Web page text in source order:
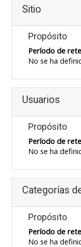
Sitio
Propósito
Período de
No se ha
Usuarios
Propósito
Período de
No se ha
Categorías
Propósito
Período de
No se ha